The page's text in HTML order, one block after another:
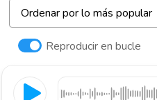
Reproducir en bucle